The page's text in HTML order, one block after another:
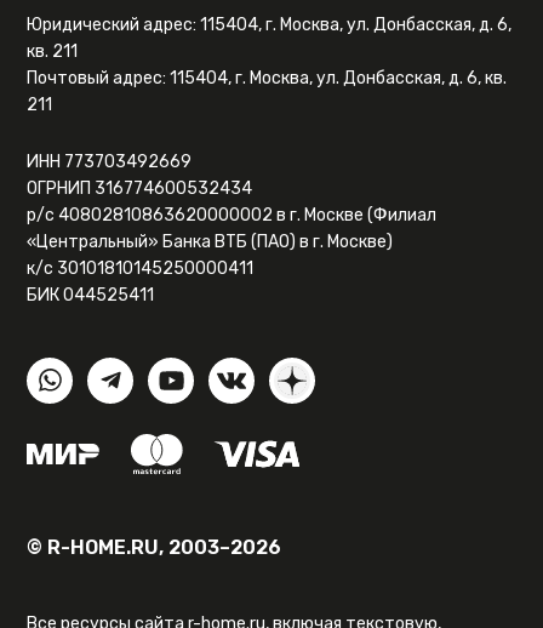
Юридический адрес: 115404, г. Москва, ул. Донбасская, д. 6,
кв. 211
Почтовый адрес: 115404, г. Москва, ул. Донбасская, д. 6, кв.
211
ИНН 773703492669
ОГРНИП 316774600532434
р/с 40802810863620000002 в г. Москве (Филиал
«Центральный» Банка ВТБ (ПАО) в г. Москве)
к/с 30101810145250000411
БИК 044525411
© R-HOME.RU, 2003–2026